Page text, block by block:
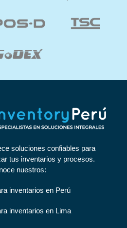
soluciones confiables para
tus inventarios y procesos.
nuestros:
inventarios en Perú
inventarios en Lima